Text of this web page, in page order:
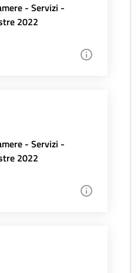
- Servizi -
2022
- Servizi -
2022